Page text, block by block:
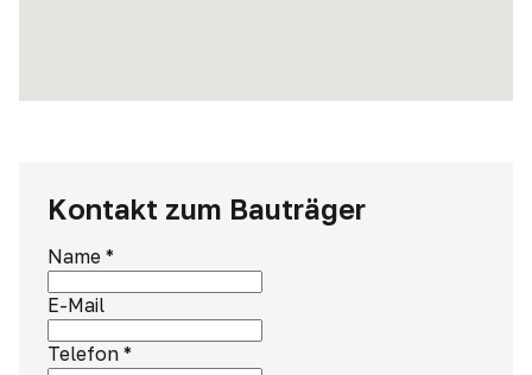
Kontakt zum Bauträger
Name *
E-Mail
Telefon *